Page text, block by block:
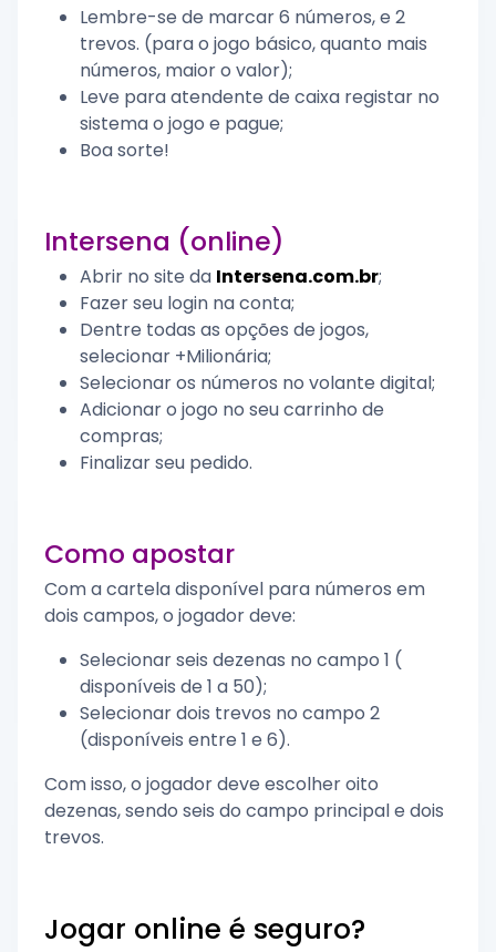
Lembre-se de marcar 6 números, e 2
trevos. (para o jogo básico, quanto mais
números, maior o valor);
Leve para atendente de caixa registar no
sistema o jogo e pague;
Boa sorte!
Intersena (online)
Abrir no site da Intersena.com.br;
Fazer seu login na conta;
Dentre todas as opções de jogos,
selecionar +Milionária;
Selecionar os números no volante digital;
Adicionar o jogo no seu carrinho de
compras;
Finalizar seu pedido.
Como apostar
Com a cartela disponível para números em
dois campos, o jogador deve:
Selecionar seis dezenas no campo 1 (
disponíveis de 1 a 50);
Selecionar dois trevos no campo 2
(disponíveis entre 1 e 6).
Com isso, o jogador deve escolher oito
dezenas, sendo seis do campo principal e dois
trevos.
Jogar online é seguro?